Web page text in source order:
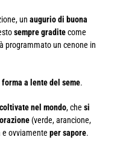
un augurio di buona
sempre graditecome
programmato un cenone in
forma a lente del seme.
nel mondo, che si
(verde, arancione,
e ovviamente per sapore.